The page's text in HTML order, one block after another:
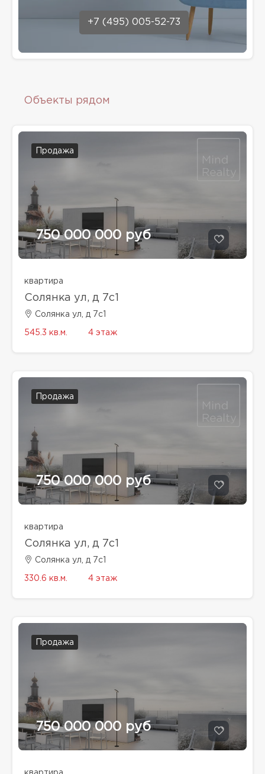
+7 (495) 005-52-73
Объекты рядом
Продажа
750 000 000 руб
квартира
Солянка ул, д 7с1
Солянка ул, д 7с1
545.3 кв.м. 4 этаж
Продажа
750 000 000 руб
квартира
Солянка ул, д 7с1
Солянка ул, д 7с1
330.6 кв.м. 4 этаж
Продажа
750 000 000 руб